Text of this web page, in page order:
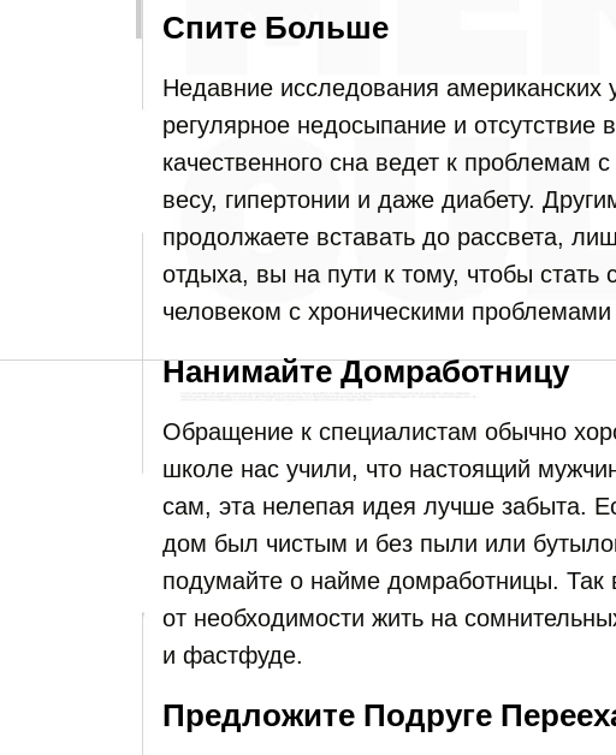
Спите Больше
Недавние исследования американских
регулярное недосыпание и отсутствие
качественного сна ведет к проблемам
весу, гипертонии и даже диабету.
продолжаете вставать до рассвета,
отдыха, вы на пути к тому, чтобы
человеком с хроническими
Нанимайте Домработницу
Обращение к специалистам обычно
школе нас учили, что настоящий
сам, эта нелепая идея лучше забыта.
дом был чистым и без пыли или
подумайте о найме домработницы. Так
от необходимости жить на
и фастфуде.
Предложите Подруге